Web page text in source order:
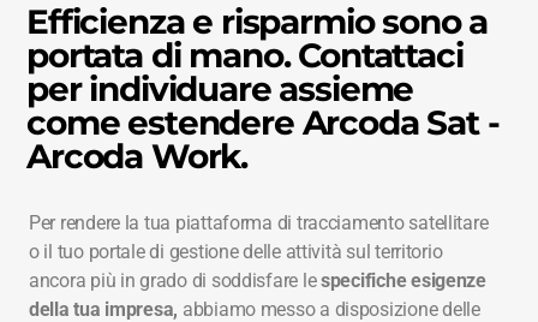
Efficienza e risparmio sono a
portata di mano.Contattaci
per individuare assieme
come estendere Arcoda Sat -
Arcoda Work.
Per rendere la tua piattaforma di tracciamento satellitare
o il tuo portale di gestione delle attività sul territorio
ancora più in grado di soddisfare lespecifiche esigenze
della tua impresa, abbiamo messo a disposizione delle